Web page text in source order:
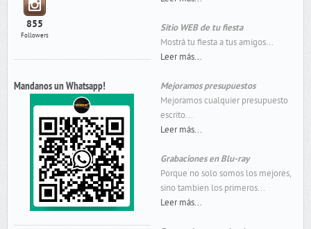
855
Followers
Mandanos un Whatsapp!
Sitio WEB de tu fiesta
Mostrá tu fiesta a tus amigos...
Leer más...
Mejoramos presupuestos
Mejoramos cualquier presupuesto
escrito...
Leer más...
Grabaciones en Blu-ray
Porque no solo somos los mejores,
sino tambien los primeros...
Leer más...